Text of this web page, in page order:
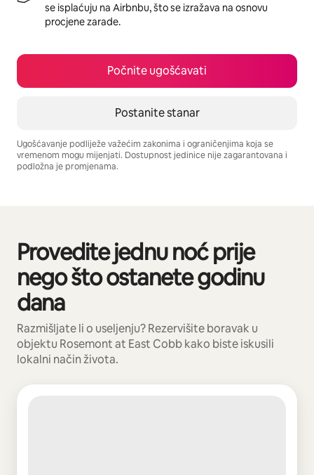
se isplaćuju na Airbnbu, što se izražava na osnovu
procjene zarade.
Počnite ugošćavati
Postanite stanar
Ugošćavanje podliježe važećim zakonima i ograničenjima koja se
vremenom mogu mijenjati. Dostupnost jedinice nije zagarantovana i
podložna je promjenama.
Provedite jednu noć prije
nego što ostanete godinu
dana
Razmišljate li o useljenju? Rezervišite boravak u
objektu Rosemont at East Cobb kako biste iskusili
lokalni način života.
Prikazano 0 od 0 stavki